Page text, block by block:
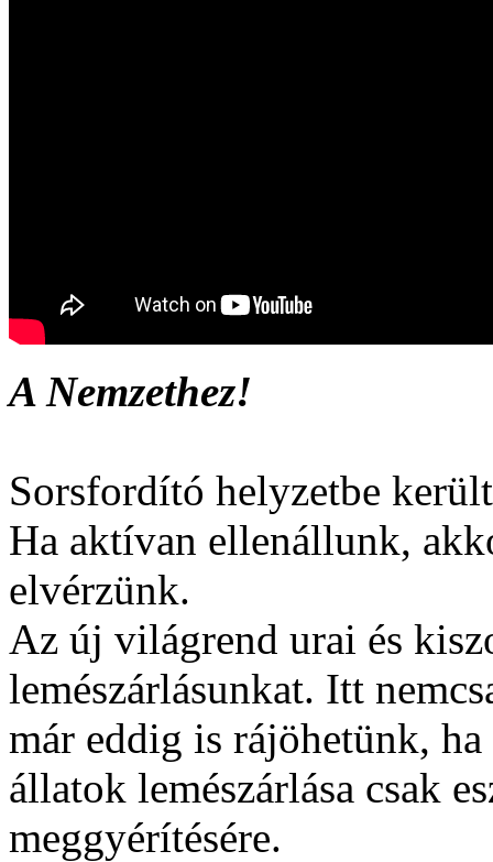
A Nemzethez!
Sorsfordító helyzetbe
Ha aktívan ellenállunk,
elvérzünk.
Az új világrend urai és
lemészárlásunkat. Itt
már eddig is rájöhetünk,
állatok lemészárlása csak
meggyérítésére.